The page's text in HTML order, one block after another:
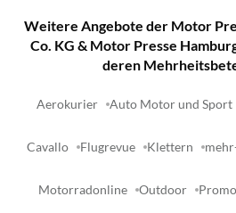
Weitere Angebote der Motor
Co. KG & Motor Presse
deren
Aerokurier Auto Motor und Sport
Cavallo Flugrevue Klettern
Motorradonline Outdoor